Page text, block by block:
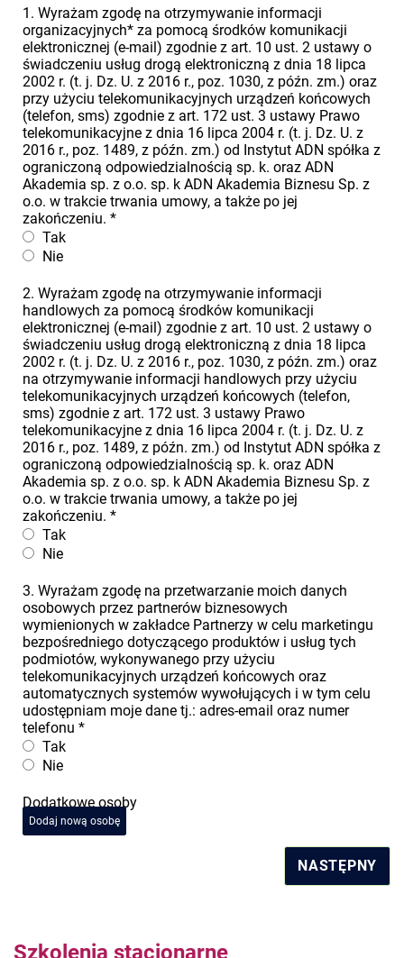
1. Wyrażam zgodę na otrzymywanie informacji
organizacyjnych* za pomocą środków komunikacji
elektronicznej (e-mail) zgodnie z art. 10 ust. 2 ustawy o
świadczeniu usług drogą elektroniczną z dnia 18 lipca
2002 r. (t. j. Dz. U. z 2016 r., poz. 1030, z późn. zm.) oraz
przy użyciu telekomunikacyjnych urządzeń końcowych
(telefon, sms) zgodnie z art. 172 ust. 3 ustawy Prawo
telekomunikacyjne z dnia 16 lipca 2004 r. (t. j. Dz. U. z
2016 r., poz. 1489, z późn. zm.) od Instytut ADN spółka z
ograniczoną odpowiedzialnością sp. k. oraz ADN
Akademia sp. z o.o. sp. k ADN Akademia Biznesu Sp. z
o.o. w trakcie trwania umowy, a także po jej
zakończeniu. *
Tak
Nie
2. Wyrażam zgodę na otrzymywanie informacji
handlowych za pomocą środków komunikacji
elektronicznej (e-mail) zgodnie z art. 10 ust. 2 ustawy o
świadczeniu usług drogą elektroniczną z dnia 18 lipca
2002 r. (t. j. Dz. U. z 2016 r., poz. 1030, z późn. zm.) oraz
na otrzymywanie informacji handlowych przy użyciu
telekomunikacyjnych urządzeń końcowych (telefon,
sms) zgodnie z art. 172 ust. 3 ustawy Prawo
telekomunikacyjne z dnia 16 lipca 2004 r. (t. j. Dz. U. z
2016 r., poz. 1489, z późn. zm.) od Instytut ADN spółka z
ograniczoną odpowiedzialnością sp. k. oraz ADN
Akademia sp. z o.o. sp. k ADN Akademia Biznesu Sp. z
o.o. w trakcie trwania umowy, a także po jej
zakończeniu. *
Tak
Nie
3. Wyrażam zgodę na przetwarzanie moich danych
osobowych przez partnerów biznesowych
wymienionych w zakładce Partnerzy w celu marketingu
bezpośredniego dotyczącego produktów i usług tych
podmiotów, wykonywanego przy użyciu
telekomunikacyjnych urządzeń końcowych oraz
automatycznych systemów wywołujących i w tym celu
udostępniam moje dane tj.: adres-email oraz numer
telefonu *
Tak
Nie
Dodatkowe osoby
Dodaj nową osobę
NASTĘPNY
Szkolenia stacjonarne